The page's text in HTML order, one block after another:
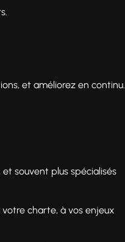
et améliorez en continu.
souvent plus spécialisés
charte, à vos enjeux